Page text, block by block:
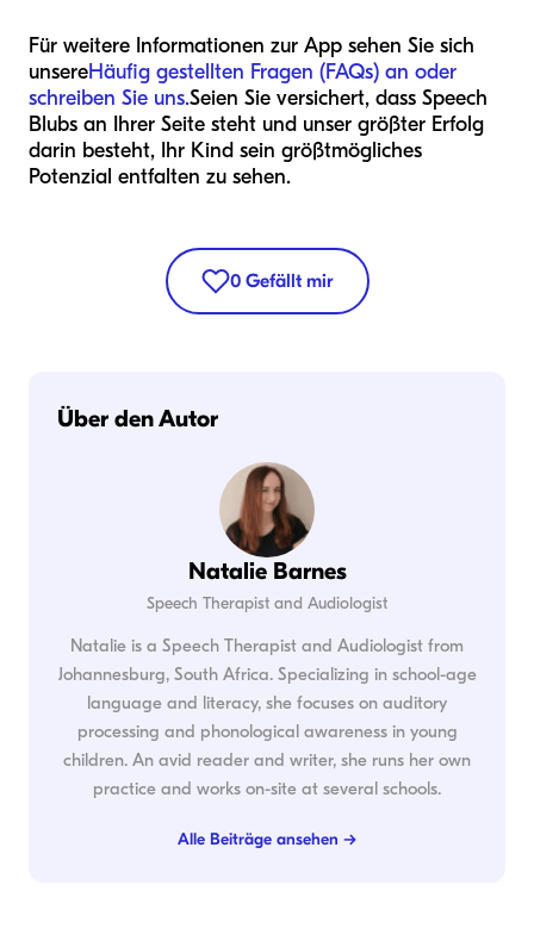
Für weitere Informationen zur App sehen Sie sich
unsereHäufig gestellten Fragen (FAQs) an oder
schreiben Sie uns.Seien Sie versichert, dass Speech
Blubs an Ihrer Seite steht und unser größter Erfolg
darin besteht, Ihr Kind sein größtmögliches
Potenzial entfalten zu sehen.
0 Gefällt mir
Über den Autor
Natalie Barnes
Speech Therapist and Audiologist
Natalie is a Speech Therapist and Audiologist from
Johannesburg, South Africa. Specializing in school-age
language and literacy, she focuses on auditory
processing and phonological awareness in young
children. An avid reader and writer, she runs her own
practice and works on-site at several schools.
Alle Beiträge ansehen →